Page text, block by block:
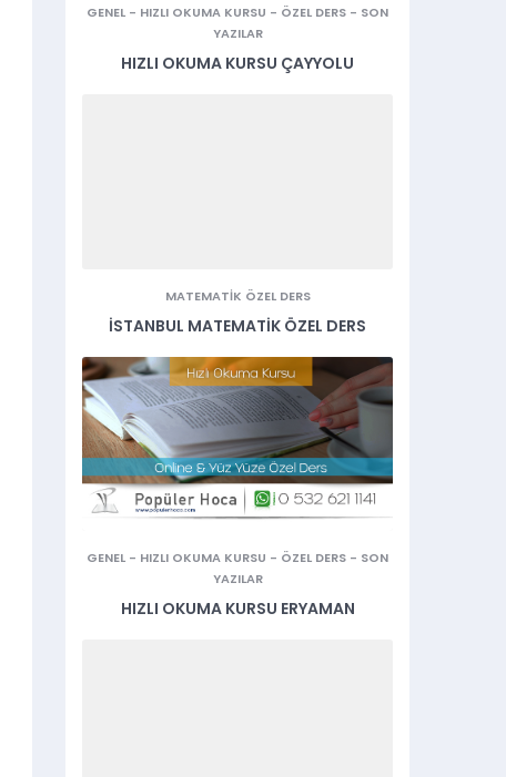
GENEL - HIZLI OKUMA KURSU - ÖZEL DERS - SON
YAZILAR
HIZLI OKUMA KURSU ÇAYYOLU
MATEMATIK ÖZEL DERS
İSTANBUL MATEMATIK ÖZEL DERS
GENEL - HIZLI OKUMA KURSU - ÖZEL DERS - SON
YAZILAR
HIZLI OKUMA KURSU ERYAMAN